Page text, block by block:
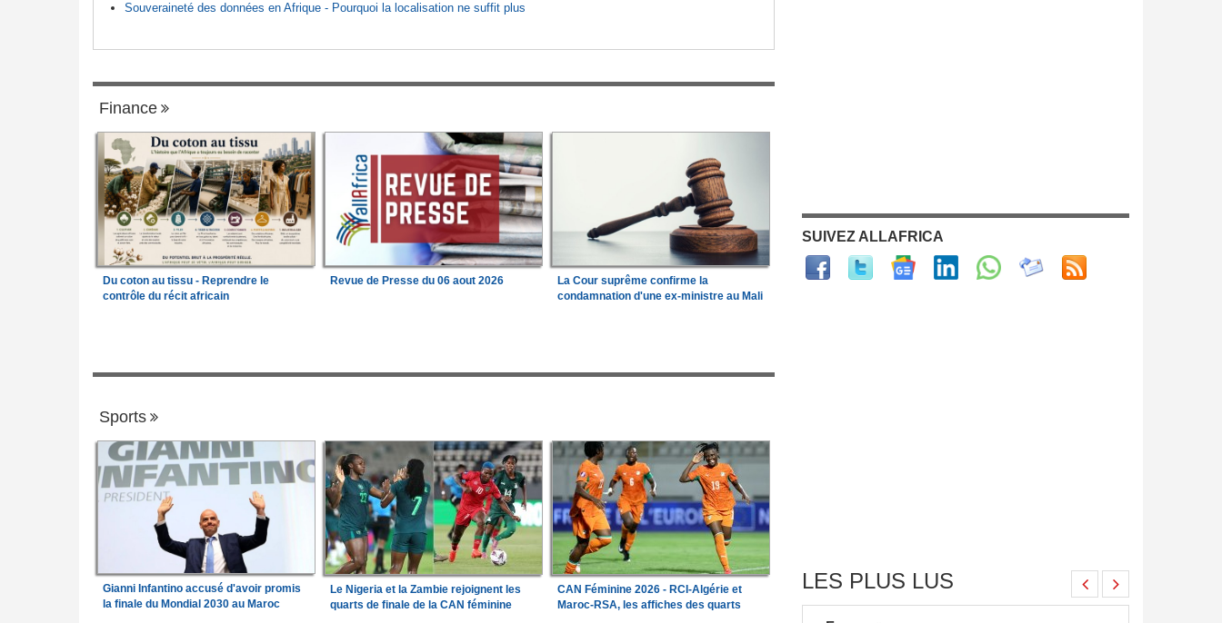
Souveraineté des données en Afrique - Pourquoi la localisation ne suffit plus
Finance
Du coton au tissu - Reprendre le
contrôle du récit africain
Revue de Presse du 06 aout 2026
La Cour suprême confirme la
condamnation d'une ex-ministre au Mali
Sports
Gianni Infantino accusé d'avoir promis
la finale du Mondial 2030 au Maroc
Le Nigeria et la Zambie rejoignent les
quarts de finale de la CAN féminine
CAN Féminine 2026 - RCI-Algérie et
Maroc-RSA, les affiches des quarts
SUIVEZ ALLAFRICA
LES PLUS LUS